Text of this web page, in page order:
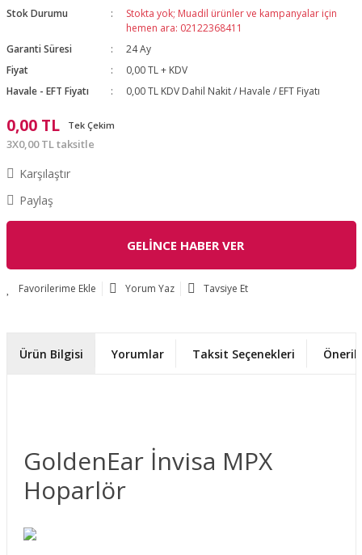
Stok Durumu
Stokta yok; Muadil ürünler ve kampanyalar için
hemen ara: 02122368411
Garanti Süresi
24 Ay
Fiyat
0,00 TL + KDV
Havale - EFT Fiyatı
0,00 TL KDV Dahil Nakit / Havale / EFT Fiyatı
0,00 TL Tek Çekim
3X0,00 TL taksitle
Karşılaştır
Paylaş
GELİNCE HABER VER
Yorum Yaz Tavsiye Et
Ürün Bilgisi Yorumlar Taksit Seçenekleri
GoldenEar İnvisa MPX
Hoparlör